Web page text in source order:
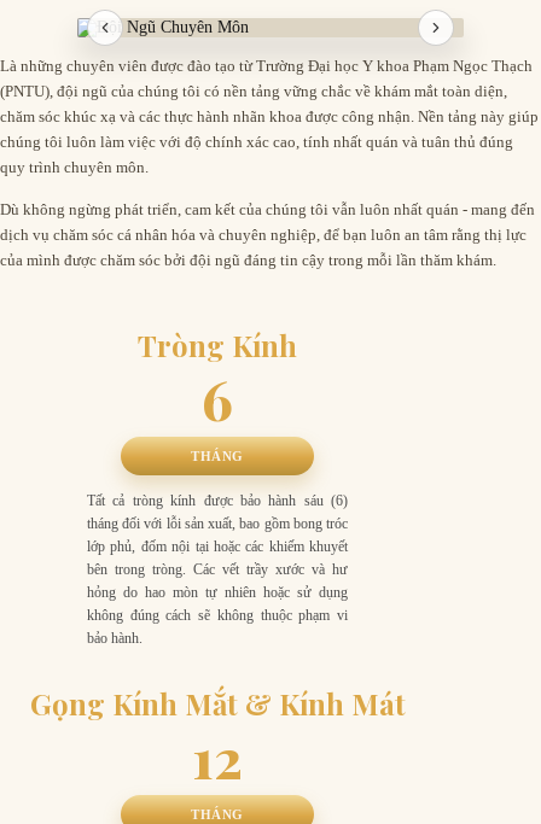
Tư vấn chăm sóc mắt đúng cách: Sức khỏe thị lực không chỉ nằm ở việc đo khám
và chỉnh kính định kỳ, mà còn phụ thuộc lớn vào thói quen hằng ngày.
và nhu cầu thị giác thực tế.
khoản đầu tư cho thị lực.
Là những chuyên viên được đào tạo từ Trường Đại học Y khoa Phạm Ngọc Thạch
(PNTU), đội ngũ của chúng tôi có nền tảng vững chắc về khám mắt toàn diện,
chăm sóc khúc xạ và các thực hành nhãn khoa được công nhận. Nền tảng này giúp
chúng tôi luôn làm việc với độ chính xác cao, tính nhất quán và tuân thủ đúng
quy trình chuyên môn.
Dù không ngừng phát triển, cam kết của chúng tôi vẫn luôn nhất quán - mang đến
dịch vụ chăm sóc cá nhân hóa và chuyên nghiệp, để bạn luôn an tâm rằng thị lực
của mình được chăm sóc bởi đội ngũ đáng tin cậy trong mỗi lần thăm khám.
Tròng Kính
6
THÁNG
Tất cả tròng kính được bảo hành sáu (6)
tháng đối với lỗi sản xuất, bao gồm bong tróc
lớp phủ, đốm nội tại hoặc các khiếm khuyết
bên trong tròng. Các vết trầy xước và hư
hỏng do hao mòn tự nhiên hoặc sử dụng
không đúng cách sẽ không thuộc phạm vi
bảo hành.
Gọng Kính Mắt & Kính Mát
12
THÁNG